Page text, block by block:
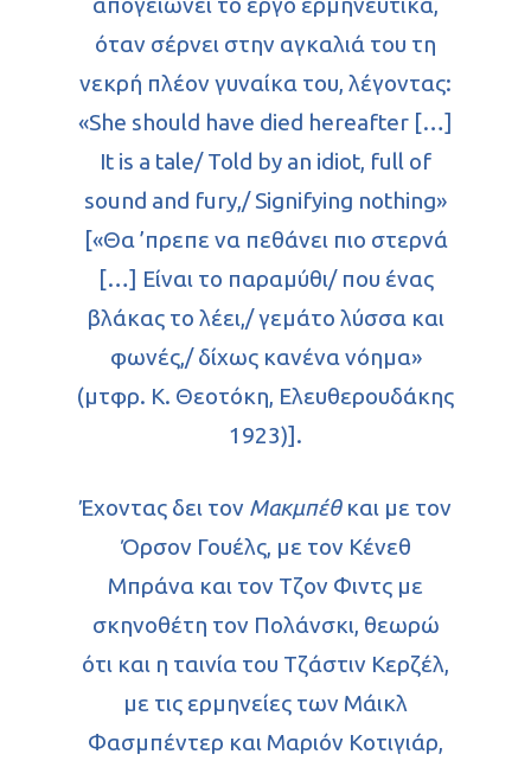
όταν σέρνει στην αγκαλιά του τη
νεκρή πλέον γυναίκα του, λέγοντας:
«She should have died hereafter […]
It is a tale/ Told by an idiot, full of
sound and fury,/ Signifying nothing»
[«Θα ’πρεπε να πεθάνει πιο στερνά
[…] Είναι το παραμύθι/ που ένας
βλάκας το λέει,/ γεμάτο λύσσα και
φωνές,/ δίχως κανένα νόημα»
(μτφρ. Κ. Θεοτόκη, Ελευθερουδάκης
1923)].
Έχοντας δει τον Μακμπέθκαι με τον
Όρσον Γουέλς, με τον Κένεθ
Μπράνα και τον Τζον Φιντς με
σκηνοθέτη τον Πολάνσκι, θεωρώ
ότι και η ταινία του Τζάστιν Κερζέλ,
με τις ερμηνείες των Μάικλ
Φασμπέντερ και Μαριόν Κοτιγιάρ,